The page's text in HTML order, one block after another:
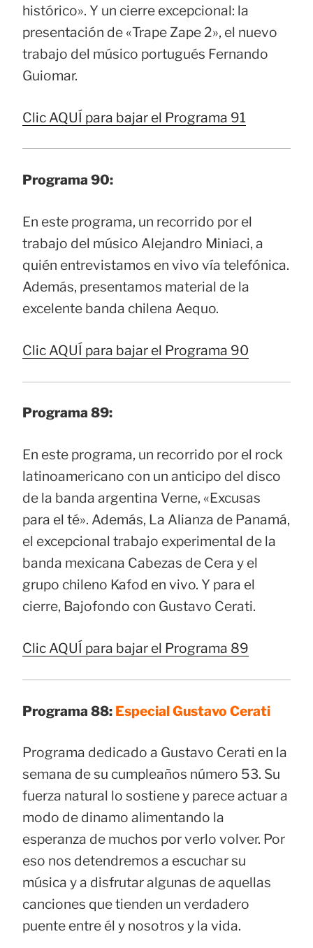
histórico». Y un cierre excepcional: la
presentación de «Trape Zape 2», el nuevo
trabajo del músico portugués Fernando
Guiomar.
Clic AQUÍ para bajar el Programa 91
Programa 90:
En este programa, un recorrido por el
trabajo del músico Alejandro Miniaci, a
quién entrevistamos en vivo vía telefónica.
Además, presentamos material de la
excelente banda chilena Aequo.
Clic AQUÍ para bajar el Programa 90
Programa 89:
En este programa, un recorrido por el rock
latinoamericano con un anticipo del disco
de la banda argentina Verne, «Excusas
para el té». Además, La Alianza de Panamá,
el excepcional trabajo experimental de la
banda mexicana Cabezas de Cera y el
grupo chileno Kafod en vivo. Y para el
cierre, Bajofondo con Gustavo Cerati.
Clic AQUÍ para bajar el Programa 89
Programa 88: Especial Gustavo Cerati
Programa dedicado a Gustavo Cerati en la
semana de su cumpleaños número 53. Su
fuerza natural lo sostiene y parece actuar a
modo de dinamo alimentando la
esperanza de muchos por verlo volver. Por
eso nos detendremos a escuchar su
música y a disfrutar algunas de aquellas
canciones que tienden un verdadero
puente entre él y nosotros y la vida.